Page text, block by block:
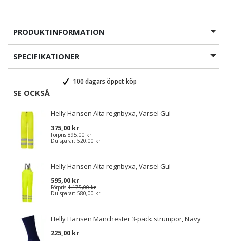
PRODUKTINFORMATION
SPECIFIKATIONER
100 dagars öppet köp
SE OCKSÅ
Helly Hansen Alta regnbyxa, Varsel Gul
375,00 kr
Förpris 895,00 kr
Du sparar: 520,00 kr
Helly Hansen Alta regnbyxa, Varsel Gul
595,00 kr
Förpris 1.175,00 kr
Du sparar: 580,00 kr
Helly Hansen Manchester 3-pack strumpor, Navy
225,00 kr